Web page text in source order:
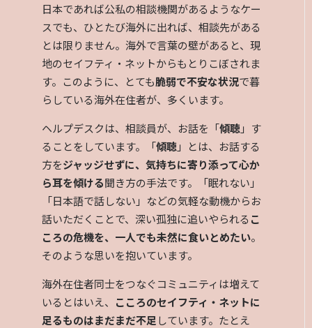
日本であれば公私の相談機関があるようなケー
スでも、ひとたび海外に出れば、相談先がある
とは限りません。海外で言葉の壁があると、現
地のセイフティ・ネットからもとりこぼされま
す。このように、とても脆弱で不安な状況で暮
らしている海外在住者が、多くいます。
ヘルプデスクは、相談員が、お話を「傾聴」す
ることをしています。「傾聴」とは、お話する
方をジャッジせずに、気持ちに寄り添って心か
ら耳を傾ける聞き方の手法です。「眠れない」
「日本語で話しない」などの気軽な動機からお
話いただくことで、深い孤独に追いやられる こ
ころの危機を、一人でも未然に食いとめたい。
そのような思いを抱いています。
海外在住者同士をつなぐコミュニティは増えて
いるとはいえ、 こころのセイフティ・ネットに
足るものはまだまだ不足 しています。たとえ